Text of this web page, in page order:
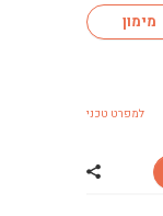
מימון
למפרט טכני
שתף רכב קיה